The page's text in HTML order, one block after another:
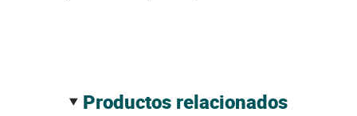
productos relacionados